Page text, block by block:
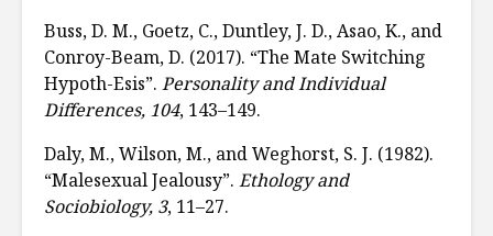
Buss, D. M., Goetz, C., Duntley, J. D., Asao, K., and
Conroy-Beam, D. (2017). “The Mate Switching
Hypoth-Esis”. Personality and Individual
Differences, 104, 143–149.
Daly, M., Wilson, M., and Weghorst, S. J. (1982).
“Malesexual Jealousy”. Ethology and
Sociobiology, 3, 11–27.